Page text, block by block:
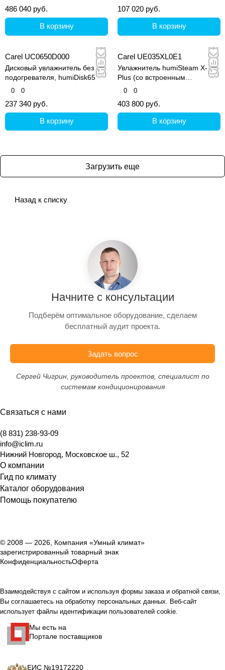
486 040 руб.
В корзину
1х230В в комплекте с
трубками и кронштейном для
настенного монтажа
107 020 руб.
В корзину
Carel UC0650D000
Дисковый увлажнитель без
подогревателя, humiDisk65
0 0
237 340 руб.
В корзину
Carel UE035XL0E1
Увлажнитель humiSteam X-
Plus (со встроенным
контроллером и графическим
0 0
403 800 руб.
В корзину
Загрузить еще
Назад к списку
Начните с консультации
Подберём оптимальное оборудование, сделаем
бесплатный аудит проекта.
Задать вопрос
Сергей Чигрин, руководитель проектов, специалист по
системам кондиционирования
Связаться с нами
(8 831) 238-93-09
info@iclim.ru
Нижний Новгород, Московское ш., 52
О компании
Гид по климату
Каталог оборудования
Помощь покупателю
© 2008 — 2026, Компания «Умный климат»
зарегистрированный товарный знак
КонфиденциальностьОферта
Взаимодействуя с сайтом и используя формы заказа и обратной связи,
Вы соглашаетесь на обработку персональных данных. Веб-сайт
использует файлы идентификации пользователей cookie.
Мы есть на
Портале поставщиков
ЕИС №19172220